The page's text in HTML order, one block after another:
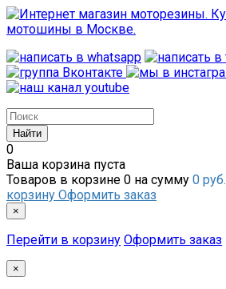
0
Ваша корзина пуста
Товаров в корзине 0 на сумму 0 руб.
корзину Оформить заказ
×
Перейти в корзину Оформить заказ
×